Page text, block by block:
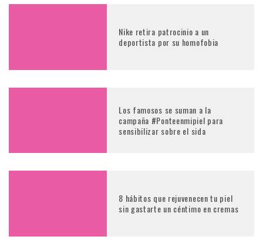
Nike retira patrocinio a un
deportista por su homofobia
Los famosos se suman a la
campaña #Ponteenmipiel para
sensibilizar sobre el sida
8 hábitos que rejuvenecen tu piel
sin gastarte un céntimo en cremas